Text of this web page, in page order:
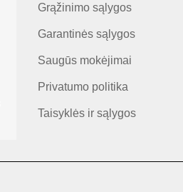
Grąžinimo sąlygos
Garantinės sąlygos
Saugūs mokėjimai
Privatumo politika
Taisyklės ir sąlygos